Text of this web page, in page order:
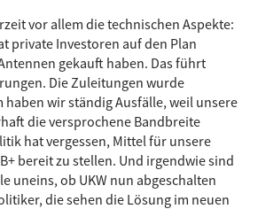
vor allem die technischen Aspekte:
private Investoren auf den Plan
gekauft haben. Das führt
Die Zuleitungen wurde
wir ständig Ausfälle, weil unsere
die versprochene Bandbreite
hat vergessen, Mittel für unsere
bereit zu stellen. Und irgendwie sind
uneins, ob UKW nun abgeschalten
die sehen die Lösung im neuen